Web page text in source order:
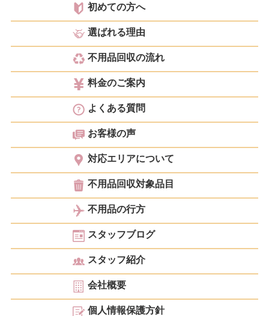
初めての方へ
選ばれる理由
不用品回収の流れ
料金のご案内
よくある質問
お客様の声
対応エリアについて
不用品回収対象品目
不用品の行方
スタッフブログ
スタッフ紹介
会社概要
個人情報保護方針